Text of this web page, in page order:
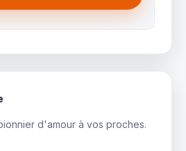
d'amour à vos proches.